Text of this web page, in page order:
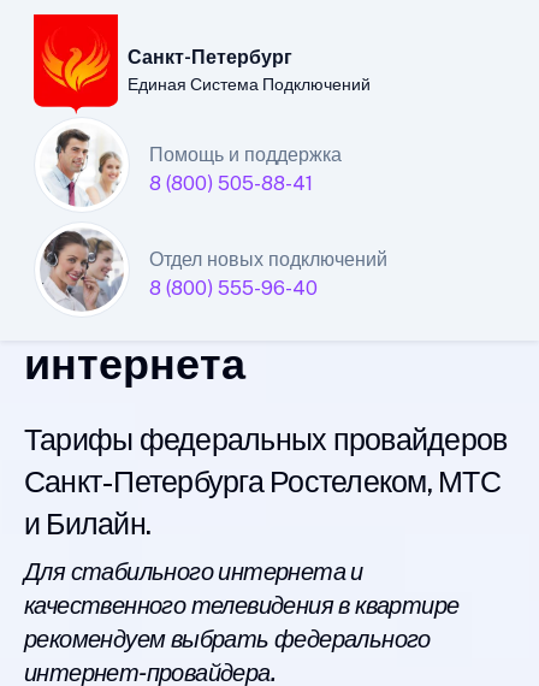
Санкт-Петербург
Единая Система Подключений
Помощь и поддержка
8 (800) 505-88-41
Отдел новых подключений
8 (800) 555-96-40
Санкт-Петербургский
филиал
Единой Системы
Подключений
интернета
Тарифы федеральных провайдеров
Санкт-Петербурга Ростелеком, МТС
и Билайн.
Для стабильного интернета и
качественного телевидения в квартире
рекомендуем выбрать федерального
интернет-провайдера.